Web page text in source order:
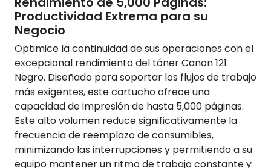
Productividad Extrema para su
Negocio
Optimice la continuidad de sus operaciones con el
excepcional rendimiento del tóner Canon 121
Negro. Diseñado para soportar los flujos de trabajo
más exigentes, este cartucho ofrece una
capacidad de impresión de hasta 5,000 páginas.
Este alto volumen reduce significativamente la
frecuencia de reemplazo de consumibles,
minimizando las interrupciones y permitiendo a su
equipo mantener un ritmo de trabajo constante y